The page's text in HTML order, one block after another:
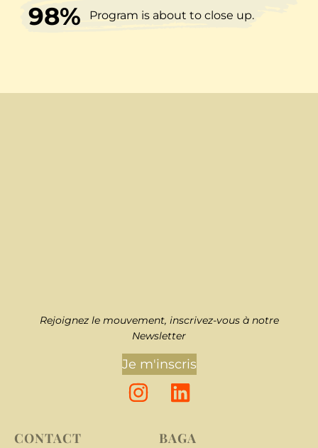
98% Program is about to close up.
Rejoignez le mouvement, inscrivez-vous à notre
Newsletter
Je m'inscris
CONTACT BAGA